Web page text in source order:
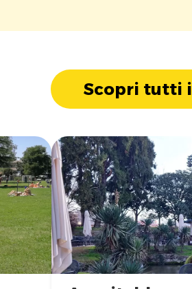
Scopri tutti